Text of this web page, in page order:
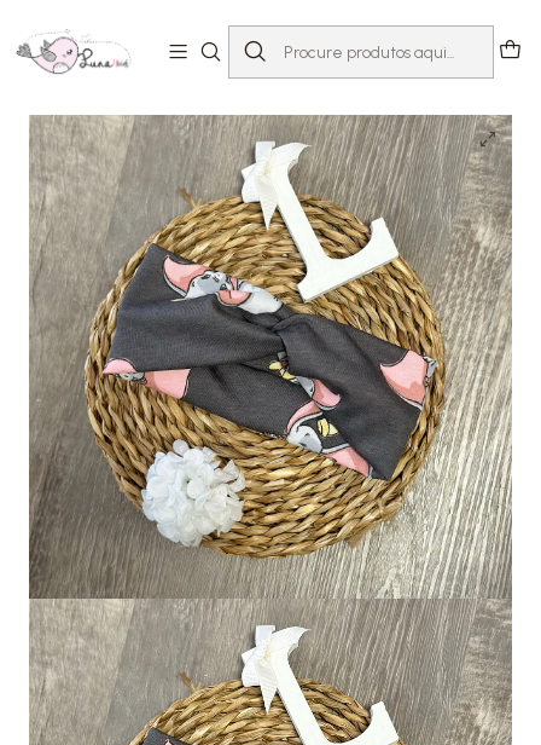
Acessórios
Ganchos & Fitas
Fita “Twist” Dumbo| 6-12m